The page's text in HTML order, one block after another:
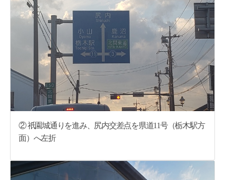
② 祇園城通りを進み、尻内交差点を県道11号（栃木駅方
面）へ左折